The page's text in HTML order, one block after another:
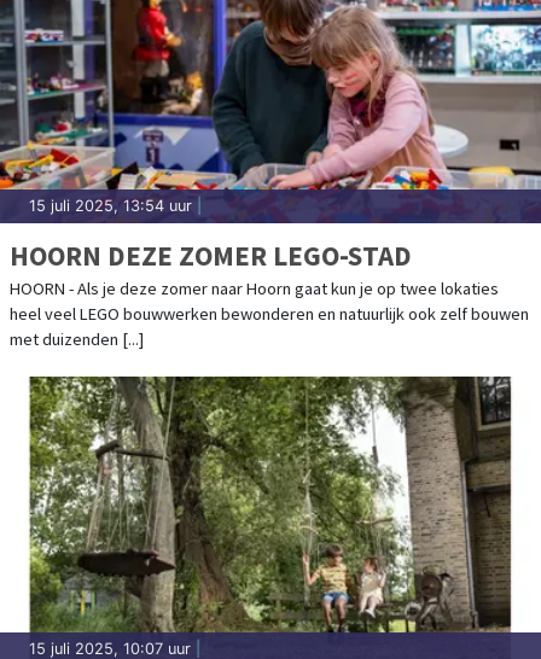
15 juli 2025, 13:54 uur
HOORN DEZE ZOMER LEGO-STAD
HOORN - Als je deze zomer naar Hoorn gaat kun je op twee lokaties
heel veel LEGO bouwwerken bewonderen en natuurlijk ook zelf bouwen
met duizenden [...]
15 juli 2025, 10:07 uur